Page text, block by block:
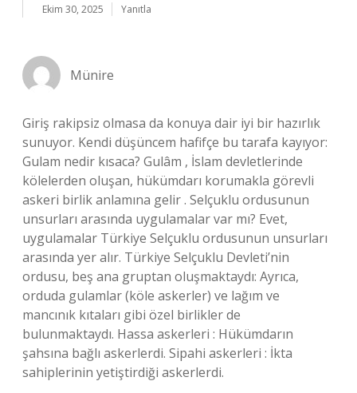
Ekim 30, 2025 Yanıtla
Münire
Giriş rakipsiz olmasa da konuya dair iyi bir hazırlık
sunuyor. Kendi düşüncem hafifçe bu tarafa kayıyor:
Gulam nedir kısaca? Gulâm , İslam devletlerinde
kölelerden oluşan, hükümdarı korumakla görevli
askeri birlik anlamına gelir . Selçuklu ordusunun
unsurları arasında uygulamalar var mı? Evet,
uygulamalar Türkiye Selçuklu ordusunun unsurları
arasında yer alır. Türkiye Selçuklu Devleti’nin
ordusu, beş ana gruptan oluşmaktaydı: Ayrıca,
orduda gulamlar (köle askerler) ve lağım ve
mancınık kıtaları gibi özel birlikler de
bulunmaktaydı. Hassa askerleri : Hükümdarın
şahsına bağlı askerlerdi. Sipahi askerleri : İkta
sahiplerinin yetiştirdiği askerlerdi.